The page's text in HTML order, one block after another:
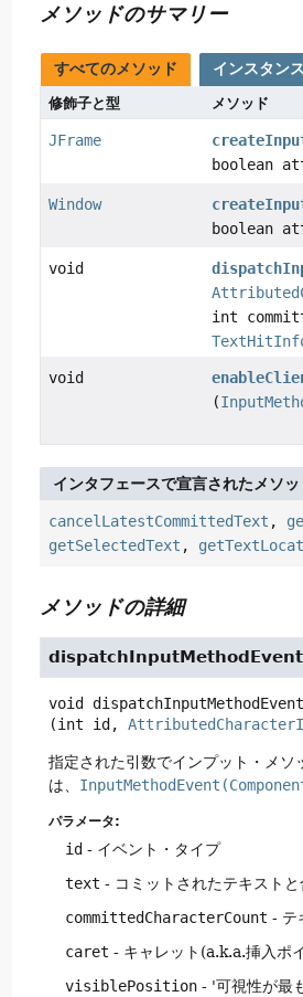
メソッドのサマリー
すべてのメソッド インスタン
修飾子と型 メソッド
JFrame
boolean
Window
boolean
void
int
void
(
インタフェースで宣言されたメソッ
cancelLatestCommittedText ,
getSelectedText ,
メソッドの詳細
dispatchInputMethodEvent
void
dispatchInputMethodEvent
(int id,
指定された引数でインプット・メソ
は、
パラメータ:
id - イベント・タイプ
text - コミットされたテキスト
committedCharacterCount - テ
caret - キャレット(a.k.a.挿入ポ
visiblePosition - '可視性が最